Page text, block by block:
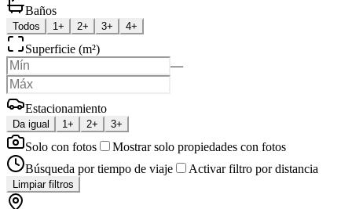
Baños
Todos 1+ 2+ 3+ 4+
Superficie (m²)
—
Estacionamiento
Da igual 1+ 2+ 3+
Solo con fotos
Mostrar solo propiedades con fotos
Búsqueda por tiempo de viaje
Activar filtro por distancia
Limpiar filtros